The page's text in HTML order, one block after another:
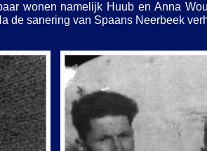
wonen namelijk Huub en Anna
de sanering van Spaans Neerbeek